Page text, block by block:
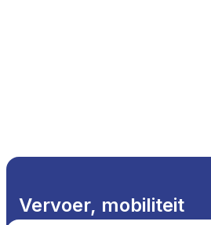
Vervoer, mobiliteit